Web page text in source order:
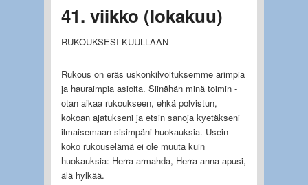
41. viikko (lokakuu)
RUKOUKSESI KUULLAAN
Rukous on eräs uskonkilvoituksemme arimpia
ja hauraimpia asioita. Siinähän minä toimin -
otan aikaa rukoukseen, ehkä polvistun,
kokoan ajatukseni ja etsin sanoja kyetäkseni
ilmaisemaan sisimpäni huokauksia. Usein
koko rukouselämä ei ole muuta kuin
huokauksia: Herra armahda, Herra anna apusi,
älä hylkää.